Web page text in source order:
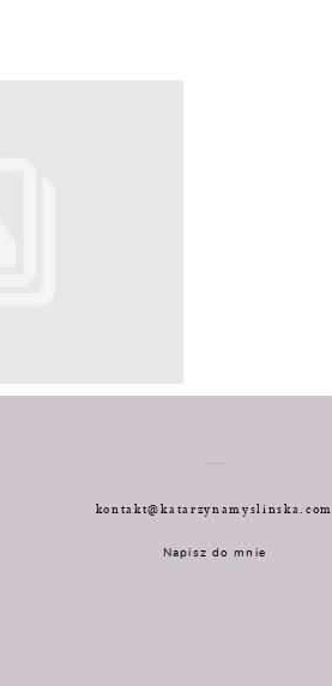
kontakt@katarzynamyslinska.com
Napisz do mnie